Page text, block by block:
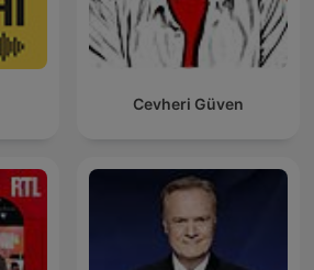
Cevheri Güven